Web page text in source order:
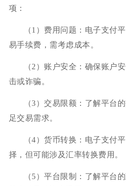
项：
（1）费用问题：电子支付
易手续费，需考虑成本。
（2）账户安全：确保账户
击或诈骗。
（3）交易限额：了解平台
足交易需求。
（4）货币转换：电子支付
择，但可能涉及汇率转换费用。
（5）平台限制：了解平台